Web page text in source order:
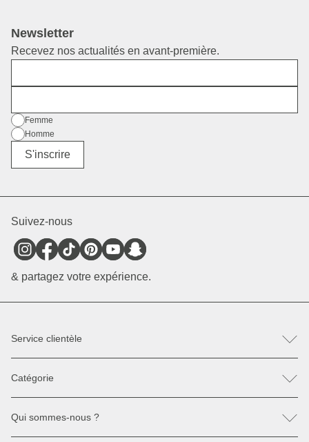
Newsletter
Recevez nos actualités en avant-première.
SexeFemme
Homme
Divers
S'inscrire
Suivez-nous
& partagez votre expérience.
Service clientèle
Contactez-nous
Retour & Réclamation
Pièces détachées
Catégorie
Sacs à main
Lunettes de soleil
Qui sommes-nous ?